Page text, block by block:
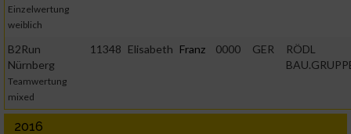
Einzelwertung
weiblich
B2Run
Nürnberg
Teamwertung
mixed
11348 Elisabeth Franz 0000 GER
RÖDL
2016